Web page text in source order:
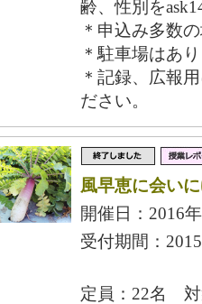
齢、性別を
＊申込み多数
＊駐車場はあ
＊記録、広報
ださい。
風早恵に会い
開催日：2016
受付期間：
定員：22名 対